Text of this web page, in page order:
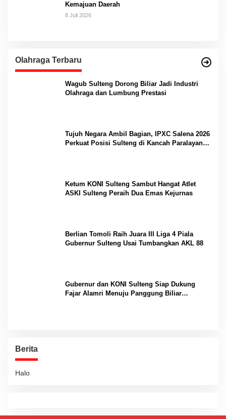
Kemajuan Daerah
8 Juli 2026
Olahraga Terbaru
Wagub Sulteng Dorong Biliar Jadi Industri
Olahraga dan Lumbung Prestasi
Tujuh Negara Ambil Bagian, IPXC Salena 2026
Perkuat Posisi Sulteng di Kancah Paralayang
Ketum KONI Sulteng Sambut Hangat Atlet
ASKI Sulteng Peraih Dua Emas Kejurnas
Berlian Tomoli Raih Juara III Liga 4 Piala
Gubernur Sulteng Usai Tumbangkan AKL 88
Gubernur dan KONI Sulteng Siap Dukung
Fajar Alamri Menuju Panggung Biliar
Berita
Halo